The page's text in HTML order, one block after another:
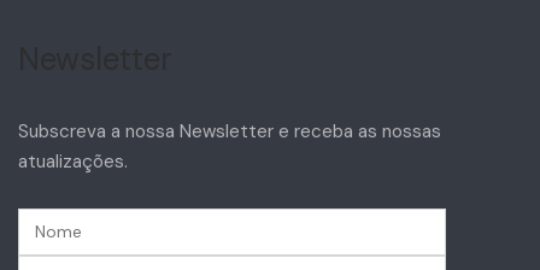
Subscreva a nossa Newsletter e receba as nossas
atualizações.